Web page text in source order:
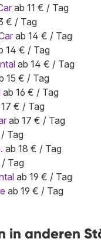
ab 11 € / Tag
€ / Tag
ab 14 € / Tag
14 € / Tag
ab 14 € / Tag
15 € / Tag
ab 16 € / Tag
€ / Tag
ab 17 € / Tag
Tag
ab 18 € / Tag
Tag
ab 19 € / Tag
ab 19 € / Tag
in anderen